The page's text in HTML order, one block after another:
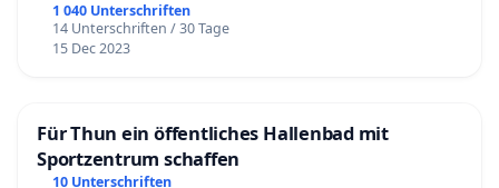
1 040 Unterschriften
14 Unterschriften / 30 Tage
15 Dec 2023
Für Thun ein öffentliches Hallenbad mit
Sportzentrum schaffen
10 Unterschriften